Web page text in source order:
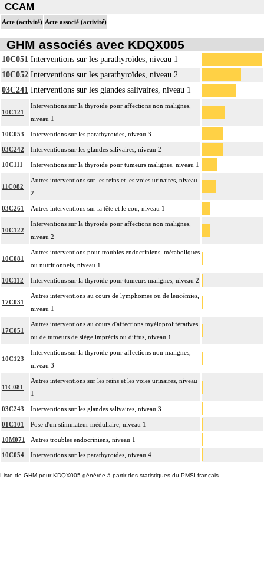
CCAM
Acte (activité) Acte associé (activité)
GHM associés avec KDQX005
10C051 Interventions sur les parathyroïdes, niveau 1
10C052 Interventions sur les parathyroïdes, niveau 2
03C241 Interventions sur les glandes salivaires, niveau 1
10C121
Interventions sur la thyroïde pour affections non malignes,
niveau 1
10C053 Interventions sur les parathyroïdes, niveau 3
03C242 Interventions sur les glandes salivaires, niveau 2
10C111 Interventions sur la thyroïde pour tumeurs malignes, niveau 1
11C082
Autres interventions sur les reins et les voies urinaires, niveau
2
03C261 Autres interventions sur la tête et le cou, niveau 1
10C122
Interventions sur la thyroïde pour affections non malignes,
niveau 2
10C081
Autres interventions pour troubles endocriniens, métaboliques
ou nutritionnels, niveau 1
10C112 Interventions sur la thyroïde pour tumeurs malignes, niveau 2
17C031
Autres interventions au cours de lymphomes ou de leucémies,
niveau 1
17C051
Autres interventions au cours d'affections myéloprolifératives
ou de tumeurs de siège imprécis ou diffus, niveau 1
10C123
Interventions sur la thyroïde pour affections non malignes,
niveau 3
11C081
Autres interventions sur les reins et les voies urinaires, niveau
1
03C243 Interventions sur les glandes salivaires, niveau 3
01C101 Pose d'un stimulateur médullaire, niveau 1
10M071 Autres troubles endocriniens, niveau 1
10C054 Interventions sur les parathyroïdes, niveau 4
Liste de GHM pour KDQX005 générée à partir des statistiques du PMSI français